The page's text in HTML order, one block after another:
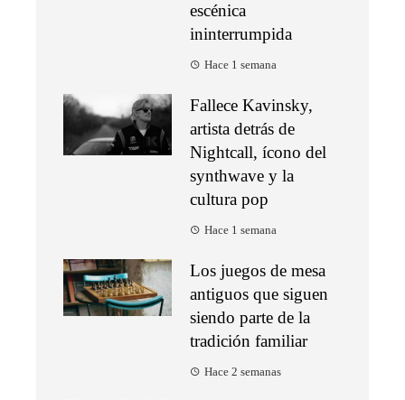
escénica
ininterrumpida
Hace 1 semana
Fallece Kavinsky,
artista detrás de
Nightcall, ícono del
synthwave y la
cultura pop
Hace 1 semana
Los juegos de mesa
antiguos que siguen
siendo parte de la
tradición familiar
Hace 2 semanas